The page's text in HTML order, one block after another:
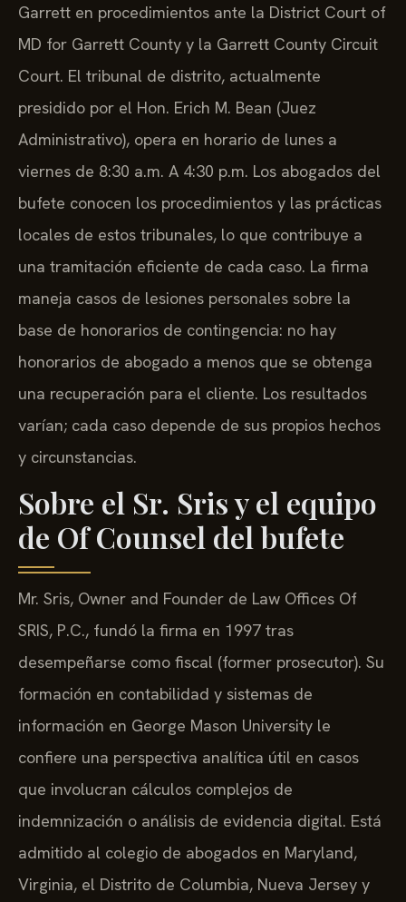
Garrett en procedimientos ante la District Court of
MD for Garrett County y la Garrett County Circuit
Court. El tribunal de distrito, actualmente
presidido por el Hon. Erich M. Bean (Juez
Administrativo), opera en horario de lunes a
viernes de 8:30 a.m. A 4:30 p.m. Los abogados del
bufete conocen los procedimientos y las prácticas
locales de estos tribunales, lo que contribuye a
una tramitación eficiente de cada caso. La firma
maneja casos de lesiones personales sobre la
base de honorarios de contingencia: no hay
honorarios de abogado a menos que se obtenga
una recuperación para el cliente. Los resultados
varían; cada caso depende de sus propios hechos
y circunstancias.
Sobre el Sr. Sris y el equipo
de Of Counsel del bufete
Mr. Sris, Owner and Founder de Law Offices Of
SRIS, P.C., fundó la firma en 1997 tras
desempeñarse como fiscal (former prosecutor). Su
formación en contabilidad y sistemas de
información en George Mason University le
confiere una perspectiva analítica útil en casos
que involucran cálculos complejos de
indemnización o análisis de evidencia digital. Está
admitido al colegio de abogados en Maryland,
Virginia, el Distrito de Columbia, Nueva Jersey y